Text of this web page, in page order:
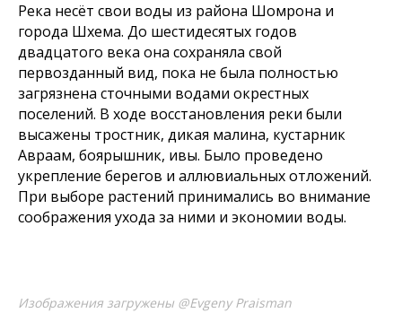
Река несёт свои воды из района Шомрона и
города Шхема. До шестидесятых годов
двадцатого века она сохраняла свой
первозданный вид, пока не была полностью
загрязнена сточными водами окрестных
поселений. В ходе восстановления реки были
высажены тростник, дикая малина, кустарник
Авраам, боярышник, ивы. Было проведено
укрепление берегов и аллювиальных отложений.
При выборе растений принимались во внимание
соображения ухода за ними и экономии воды.
Изображения загружены @Evgeny Praisman